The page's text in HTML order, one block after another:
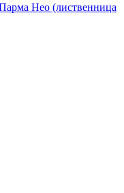
Нео (лиственница